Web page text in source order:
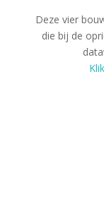
Deze vier
die bij de